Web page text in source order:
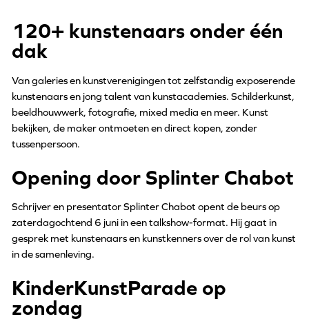
120+ kunstenaars onder één
dak
Van galeries en kunstverenigingen tot zelfstandig exposerende
kunstenaars en jong talent van kunstacademies. Schilderkunst,
beeldhouwwerk, fotografie, mixed media en meer. Kunst
bekijken, de maker ontmoeten en direct kopen, zonder
tussenpersoon.
Opening door Splinter Chabot
Schrijver en presentator Splinter Chabot opent de beurs op
zaterdagochtend 6 juni in een talkshow-format. Hij gaat in
gesprek met kunstenaars en kunstkenners over de rol van kunst
in de samenleving.
KinderKunstParade op
zondag